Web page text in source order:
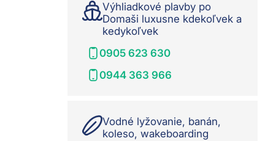
Výhliadkové plavby po
Domaši luxusne kdekoľvek a
kedykoľvek
0905 623 630
0944 363 966
Vodné lyžovanie, banán,
koleso, wakeboarding